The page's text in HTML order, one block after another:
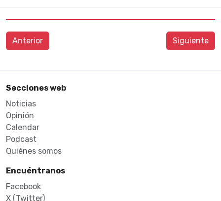
Anterior Siguiente
Secciones web
Noticias
Opinión
Calendar
Podcast
Quiénes somos
Encuéntranos
Facebook
X (Twitter)